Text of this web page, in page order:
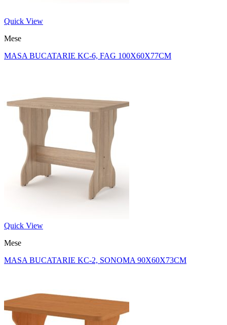
Quick View
Mese
MASA BUCATARIE KC-6, FAG 100X60X77CM
Quick View
Mese
MASA BUCATARIE KC-2, SONOMA 90X60X73CM